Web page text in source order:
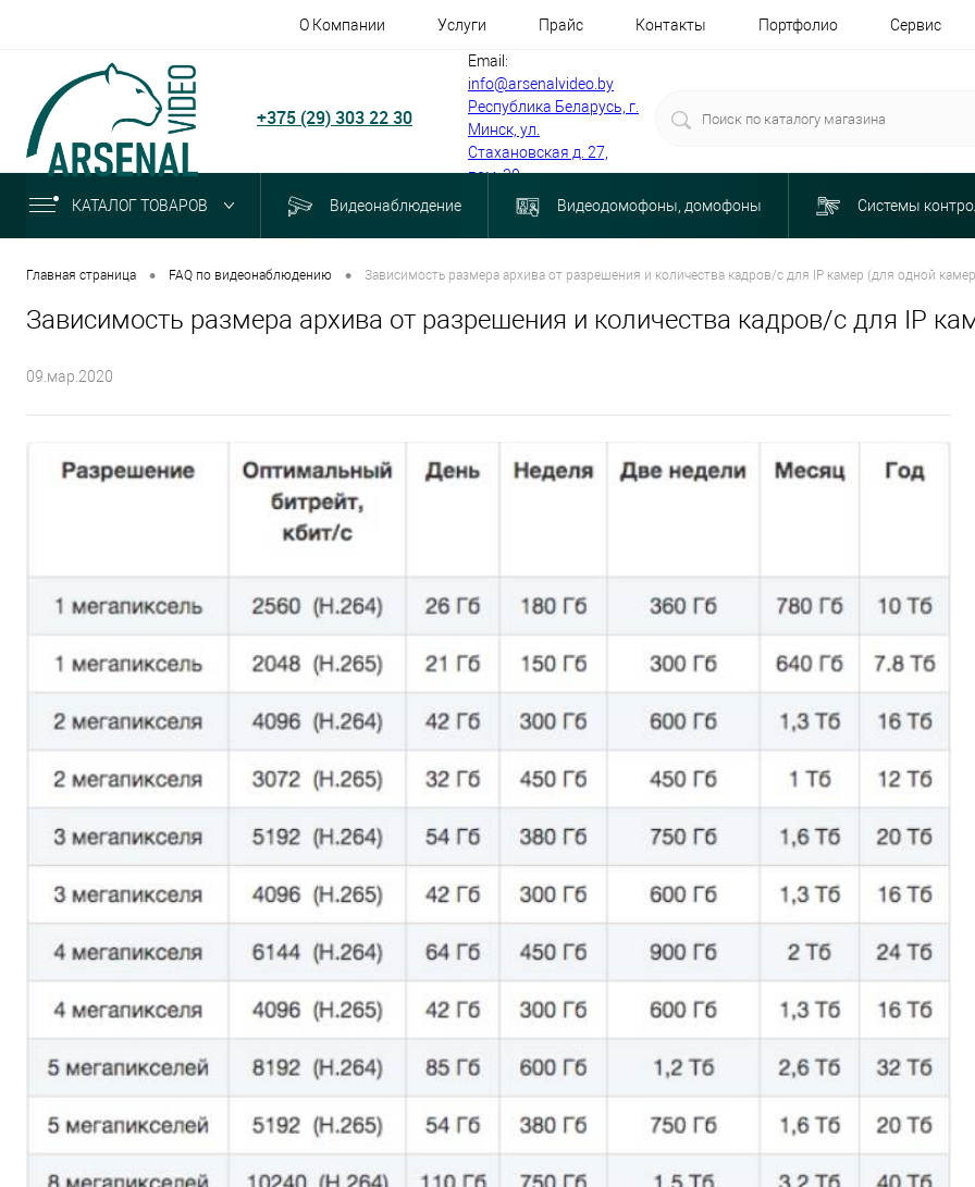
О Компании Услуги Прайс Контакты Портфолио Сервис
+375 (29) 303 22 30
Email:
info@arsenalvideo.by
Республика Беларусь, г.
Минск, ул.
Стахановская д. 27,
пом. 30
КАТАЛОГ ТОВАРОВ Видеонаблюдение Видеодомофоны, домофоны Системы
Главная страница • FAQ по видеонаблюдению • Зависимость размера архива от разрешения и количества кадров/с для IP камер (для одной
Зависимость размера архива от разрешения и количества кадров/с для IP
09.мар.2020